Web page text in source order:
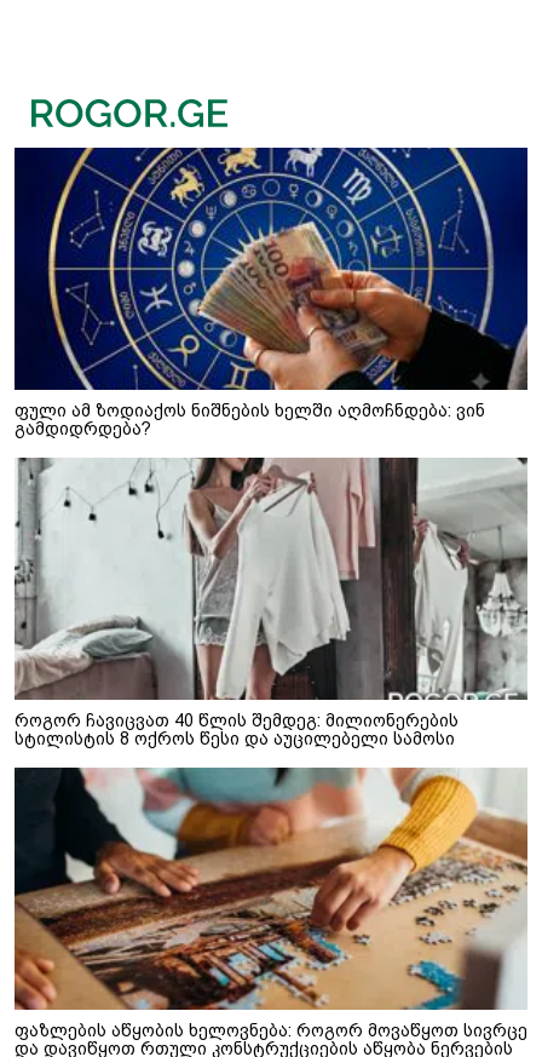
ფული ამ ზოდიაქოს ნიშნების ხელში აღმოჩნდება: ვინ
გამდიდრდება?
როგორ ჩავიცვათ 40 წლის შემდეგ: მილიონერების
სტილისტის 8 ოქროს წესი და აუცილებელი სამოსი
ფაზლების აწყობის ხელოვნება: როგორ მოვაწყოთ სივრცე
და დავიწყოთ რთული კონსტრუქციების აწყობა ნერვების